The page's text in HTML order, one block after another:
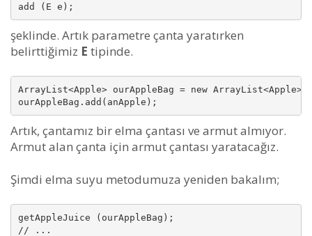
add (E e);
şeklinde. Artık parametre çanta yaratırken
belirttiğimiz E tipinde.
ArrayList<Apple> ourAppleBag = new
ourAppleBag.add(anApple);
Artık, çantamız bir elma çantası ve armut almıyor.
Armut alan çanta için armut çantası yaratacağız.
Şimdi elma suyu metodumuza yeniden bakalım;
getAppleJuice (ourAppleBag);
// ...